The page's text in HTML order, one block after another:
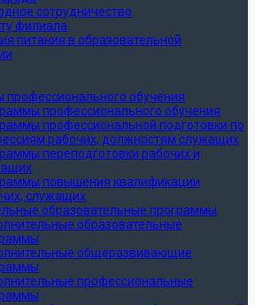
сотрудничество
филиала
питания в образовательной
профессионального обучения
профессионального обучения
профессиональной подготовки по
рабочих, должностям служащих
переподготовки рабочих и
повышения квалификации
служащих
образовательные программы
образовательные
общеразвивающие
профессиональные